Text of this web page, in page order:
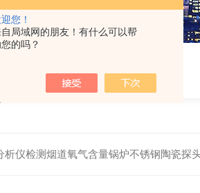
您！
局域网的朋友！有什么可以帮
的吗？
析仪检测烟道氧气含量锅炉不锈钢陶瓷探